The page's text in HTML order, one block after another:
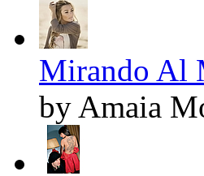
Mirando Al
by Amaia